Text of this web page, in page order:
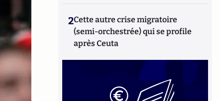
2Cette autre crise migratoire
(semi-orchestrée) qui se profile
après Ceuta